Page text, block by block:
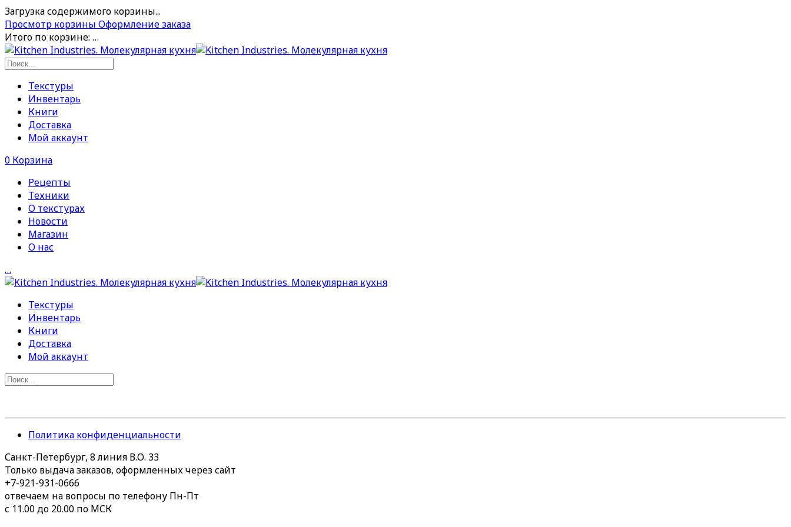
Загрузка содержимого корзины...
Просмотр корзины Оформление заказа
Итого по корзине: …
Текстуры
Инвентарь
Книги
Доставка
Мой аккаунт
0 Корзина
Рецепты
Техники
О текстурах
Новости
Магазин
О нас
…
Текстуры
Инвентарь
Книги
Доставка
Мой аккаунт
Политика конфиденциальности
Санкт-Петербург, 8 линия В.О. 33
Только выдача заказов, оформленных через сайт
+7-921-931-0666
отвечаем на вопросы по телефону Пн-Пт
с 11.00 до 20.00 по МСК